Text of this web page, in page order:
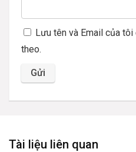
Lưu tên và Email của
theo.
Tài liệu liên quan